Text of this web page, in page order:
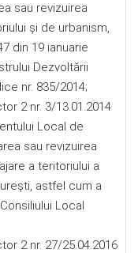
sau revizuirea
şi de urbanism,
din 19 ianuarie
Dezvoltării
nr. 835/2014;
2 nr. 3/13.01.2014
Local de
sau revizuirea
a teritoriului a
astfel cum a
Local
2 nr. 27/25.04.2016